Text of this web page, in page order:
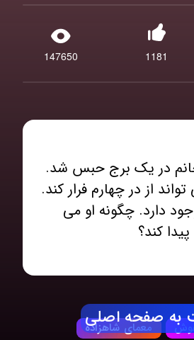
147650 1181
در یک برج حبس شد.
از در چهارم فرار کند.
3 در وجود دارد. چگونه او می
معمای شاهزاده
به صفحه اصلی